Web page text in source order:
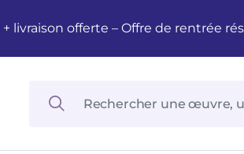
livraison offerte – Offre de rentrée